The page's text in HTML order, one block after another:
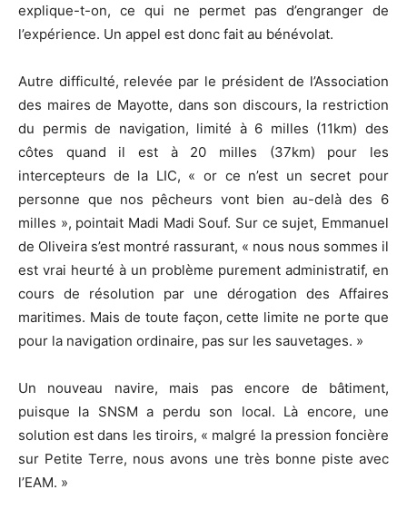
explique-t-on, ce qui ne permet pas d’engranger de
l’expérience. Un appel est donc fait au bénévolat.
Autre difficulté, relevée par le président de l’Association
des maires de Mayotte, dans son discours, la restriction
du permis de navigation, limité à 6 milles (11km) des
côtes quand il est à 20 milles (37km) pour les
intercepteurs de la LIC, « or ce n’est un secret pour
personne que nos pêcheurs vont bien au-delà des 6
milles », pointait Madi Madi Souf. Sur ce sujet, Emmanuel
de Oliveira s’est montré rassurant, « nous nous sommes il
est vrai heurté à un problème purement administratif, en
cours de résolution par une dérogation des Affaires
maritimes. Mais de toute façon, cette limite ne porte que
pour la navigation ordinaire, pas sur les sauvetages. »
Un nouveau navire, mais pas encore de bâtiment,
puisque la SNSM a perdu son local. Là encore, une
solution est dans les tiroirs, « malgré la pression foncière
sur Petite Terre, nous avons une très bonne piste avec
l’EAM. »